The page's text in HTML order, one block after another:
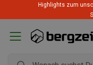
Highlights zum